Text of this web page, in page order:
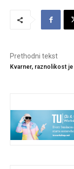
Prethodni tekst
Kvarner, raznolikost je